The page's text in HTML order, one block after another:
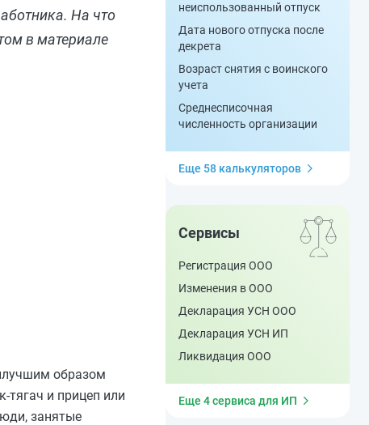
На что
в материале
образом
тягач и прицеп или
занятые
неиспользованный отпуск
Дата нового отпуска после
декрета
Возраст снятия с воинского
учета
Среднесписочная
численность организации
Еще 58 калькуляторов
Сервисы
Регистрация ООО
Изменения в ООО
Декларация УСН ООО
Декларация УСН ИП
Ликвидация ООО
Еще 4 сервиса для ИП